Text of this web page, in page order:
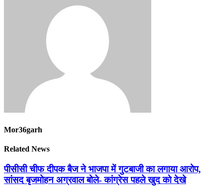
Mor36garh
Related News
पीसीसी चीफ दीपक बैज ने भाजपा में गुटबाजी का लगाया आरोप,
सांसद बृजमोहन अग्रवाल बोले- कांग्रेस पहले खुद को देखे